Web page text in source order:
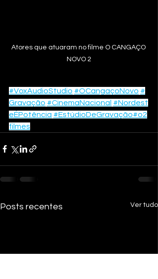
Atores que atuaram no filme O CANGAÇO
NOVO 2
#VoxAudioStudio #OCangaçoNovo #
Gravação #CinemaNacional #Nordest
eÉPotência #EstúdioDeGravação#o2
filmes
Posts recentes Ver tudo